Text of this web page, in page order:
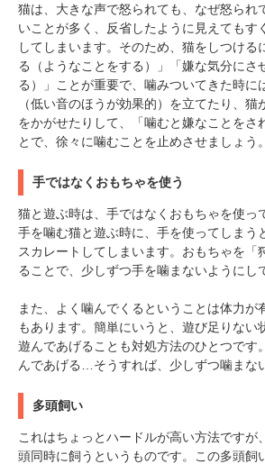
猫は、大きな声で怒られても、なぜ怒られ
いことが多く、反省したように見えてもす
してしまいます。そのため、猫をしつける
る（ようなことをする）」「嫌な気分にさ
る）」ことが重要で、噛みついてきた時に
（低い音のほうが効果的）を立てたり、猫
をかがせたりして、「噛むと嫌なことをさ
とで、徐々に噛むことを止めさせましょう。
手ではなくおもちゃを使う
猫と遊ぶ時は、手ではなくおもちゃを使っ
手を噛む猫と遊ぶ時に、手を使ってしまう
スカレートしてしまいます。おもちゃを「
ることで、少しずつ手を噛まないようにし
また、よく噛んでくるということは体力が
もあります。簡単にいうと、遊び足りない
遊んであげることも対処方法のひとつです
んであげる…そうすれば、少しずつ噛まな
多頭飼い
これはちょっとハードルが高い方法ですが
頭同時に飼うというものです。この多頭飼
pecodogs
いぬ部をフォロー
ねこ部
アプリをダウンロー